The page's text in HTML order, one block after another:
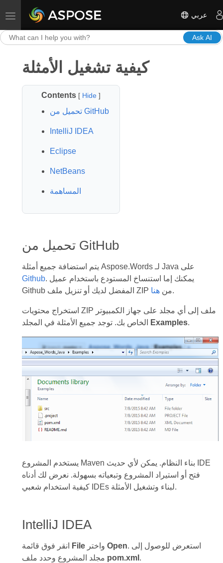
Toggle navigation عربي
Ask AI
كيفية تشغيل الأمثلة
Contents [ Hide]
تحميل من GitHub
IntelliJ IDEA
Eclipse
NetBeans
المساهمة
تحميل من GitHub
يتم استضافة جميع أمثلة Aspose.Words لـ Java على
Github. يمكنك إما استنساخ المستودع باستخدام عميل
Github المفضل لديك أو تنزيل ملف ZIP منهنا .
استخراج محتويات ZIP ملف إلى أي مجلد على جهاز الكمبيوتر
Examples.
يستخدم المشروع Maven بناء النظام. يمكن لأي حديث IDE
فتح أو استيراد المشروع وتبعياته بسهولة. نعرض لك أدناه
كيفية استخدام شعبي IDEs لبناء وتشغيل الأمثلة.
IntelliJ IDEA
File Open. استعرض للوصول إلى
pom.xml .